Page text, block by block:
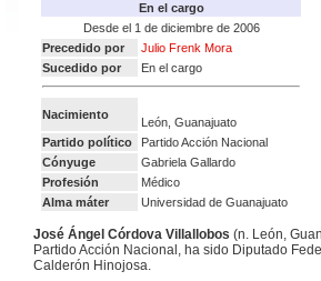
En el cargo
Desde el 1 de diciembre de 2006
Precedido por
Julio Frenk Mora
Sucedido por
En el cargo
Nacimiento
León, Guanajuato
Partido político
Partido Acción Nacional
Cónyuge
Gabriela Gallardo
Profesión
Médico
Alma máter
Universidad de Guanajuato
José Ángel Córdova Villallobos (n. León,
Partido Acción Nacional, ha sido Diputado
Calderón Hinojosa.